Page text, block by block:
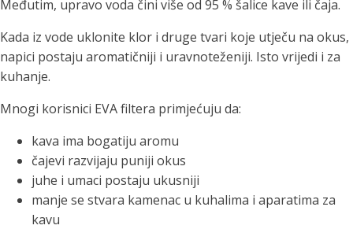
Međutim, upravo voda čini više od 95 % šalice kave ili čaja.
Kada iz vode uklonite klor i druge tvari koje utječu na okus,
napici postaju aromatičniji i uravnoteženiji. Isto vrijedi i za
kuhanje.
Mnogi korisnici EVA filtera primjećuju da:
kava ima bogatiju aromu
čajevi razvijaju puniji okus
juhe i umaci postaju ukusniji
manje se stvara kamenac u kuhalima i aparatima za
kavu